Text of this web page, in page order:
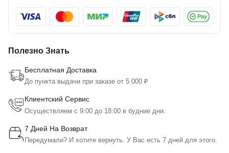
Полезно Знать
Бесплатная Доставка
До пункта выдачи при заказе от 5 000 ₽
Клиентский Сервис
Осуществляем с 9:00 до 18:00 в будние дни.
7 Дней На Возврат
Передумали? И хотите вернуть. У Вас есть 7 дней для этого.